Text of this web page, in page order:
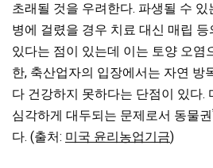
초래될 것을 우려한다. 파생될 수
병에 걸렸을 경우 치료 대신 매립
있다는 점이 있는데 이는 토양 오염
한, 축산업자의 입장에서는 자연 방
다 건강하지 못하다는 단점이 있다.
심각하게 대두되는 문제로서 동물권
다. (출처: 미국 윤리농업기금)